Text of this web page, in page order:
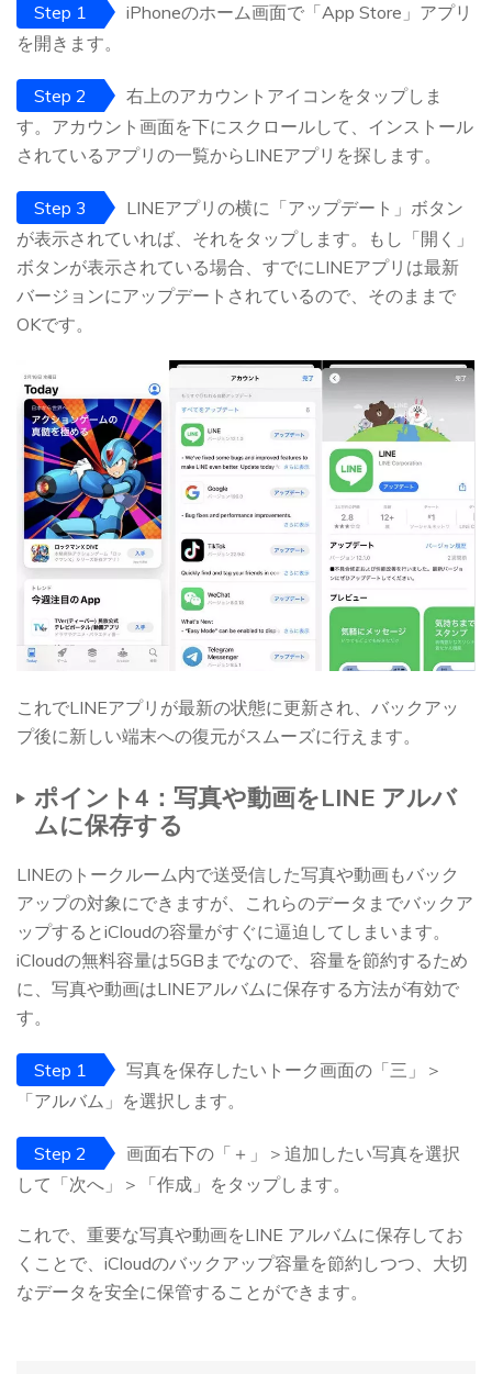
Step 1
iPhoneのホーム画面で「App Store」アプリ
を開きます。
Step 2
右上のアカウントアイコンをタップしま
す。アカウント画面を下にスクロールして、インストール
されているアプリの一覧からLINEアプリを探します。
Step 3
LINEアプリの横に「アップデート」ボタン
が表示されていれば、それをタップします。もし「開く」
ボタンが表示されている場合、すでにLINEアプリは最新
バージョンにアップデートされているので、そのままで
OKです。
これでLINEアプリが最新の状態に更新され、バックアッ
プ後に新しい端末への復元がスムーズに行えます。
ポイント4：写真や動画をLINE アルバ
ムに保存する
LINEのトークルーム内で送受信した写真や動画もバック
アップの対象にできますが、これらのデータまでバックア
ップするとiCloudの容量がすぐに逼迫してしまいます。
iCloudの無料容量は5GBまでなので、容量を節約するため
に、写真や動画はLINEアルバムに保存する方法が有効で
す。
Step 1
写真を保存したいトーク画面の「三」＞
「アルバム」を選択します。
Step 2
画面右下の「＋」＞追加したい写真を選択
して「次へ」＞「作成」をタップします。
これで、重要な写真や動画をLINE アルバムに保存してお
くことで、iCloudのバックアップ容量を節約しつつ、大切
なデータを安全に保管することができます。